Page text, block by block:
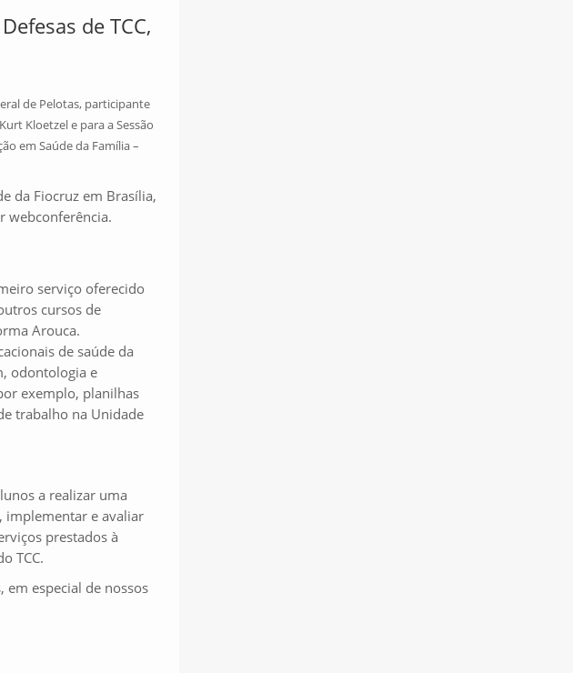
de TCC,
de Pelotas, participante
Kloetzel e para a Sessão
em Saúde da Família –
da Fiocruz em Brasília,
webconferência.
serviço oferecido
cursos de
Arouca.
de saúde da
odontologia e
exemplo, planilhas
trabalho na Unidade
a realizar uma
implementar e avaliar
prestados à
TCC.
em especial de nossos